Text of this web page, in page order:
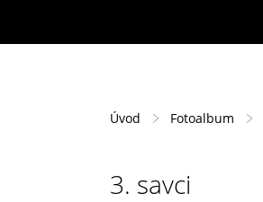
Úvod Fotoalbum
3. savci